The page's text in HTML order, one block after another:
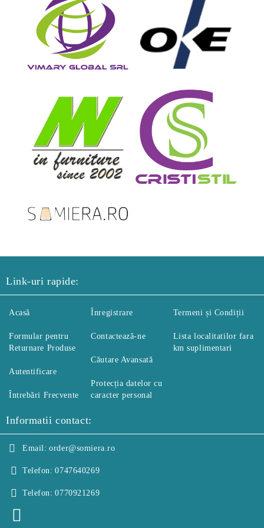
Link-uri rapide:
Acasă
Formular pentru
Returnare Produse
Autentificare
Întrebări Frecvente
Înregistrare
Contactează-ne
Căutare Avansată
Protecția datelor cu
caracter personal
Termeni și Condiții
Lista localitatilor fara
km suplimentari
Informatii contact:
Email: order@somiera.ro
Telefon: 0747640269
Telefon: 0770921269